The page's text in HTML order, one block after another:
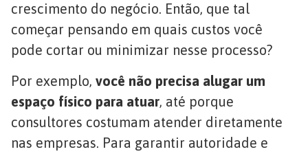
crescimento do negócio. Então, que tal
começar pensando em quais custos você
pode cortar ou minimizar nesse processo?
Por exemplo, você não precisa alugar um
espaço físico para atuar, até porque
consultores costumam atender diretamente
nas empresas. Para garantir autoridade e